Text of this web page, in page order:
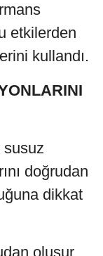
etkilerden
kullandı.
susuz
doğrudan
dikkat
oluşur